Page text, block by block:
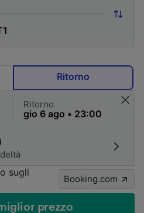
Ritorno
Ritorno
sugli
Booking.com
prezzo